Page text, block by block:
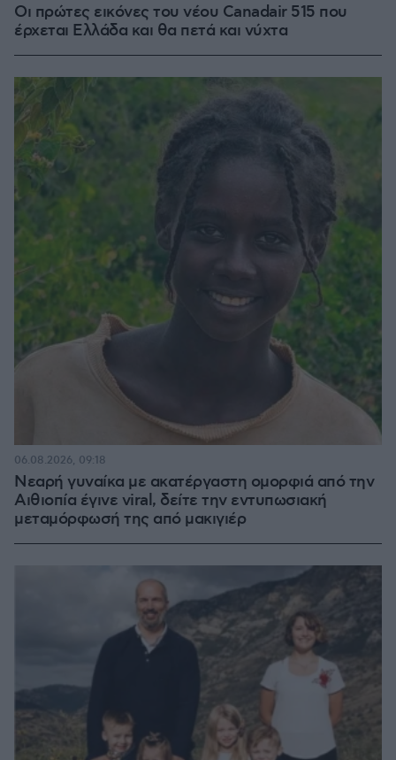
Οι πρώτες εικόνες του νέου Canadair 515 που
έρχεται Ελλάδα και θα πετά και νύχτα
Νεαρή γυναίκα με ακατέργαστη ομορφιά από την
Αιθιοπία έγινε viral, δείτε την εντυπωσιακή
μεταμόρφωσή της από μακιγιέρ
06.08.2026, 09:18